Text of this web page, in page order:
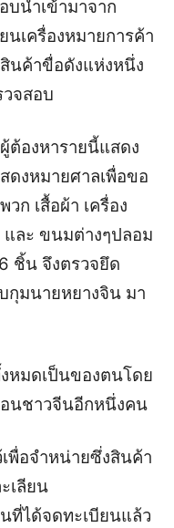
นำเข้ามาจาก
เครื่องหมายการค้า
นค้าขื่อดังแห่งหนึ่ง
จสอบ
ต้องหารายนี้แสดง
ดงหมายศาลเพื่อขอ
ก เสื้อผ้า เครื่อง
ละ ขนมต่างๆปลอม
ชิ้น จึงตรวจยึด
กุมนายหยางจิน มา
หมดเป็นของตนโดย
นชาวจีนอีกหนึ่งคน
พื่อจำหน่ายซึ่งสินค้า
เลียน
ที่ได้จดทะเบียนแล้ว